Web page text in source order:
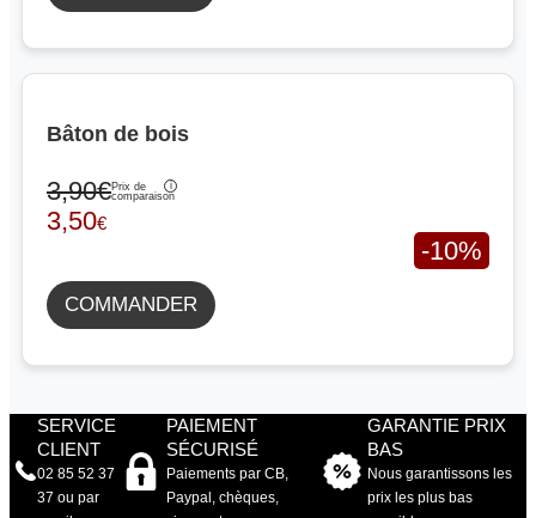
Bâton de bois
3,90€Prix de
comparaison
3,50€
-10%
COMMANDER
SERVICE
CLIENT
02 85 52 37
37 ou par
PAIEMENT
SÉCURISÉ
Paiements par CB,
Paypal, chèques,
GARANTIE PRIX
BAS
Nous garantissons les
prix les plus bas